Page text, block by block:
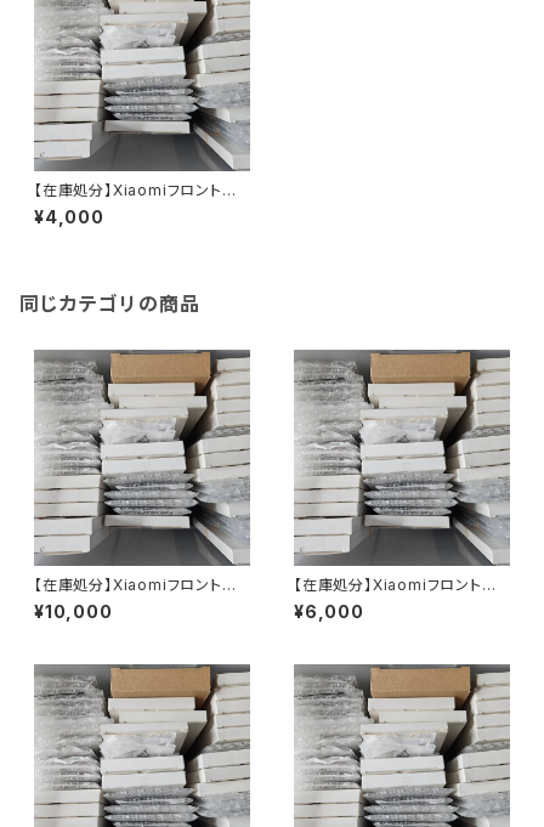
【在庫処分】Xiaomiフロントパ
ネル（4,000円均一）
¥4,000
同じカテゴリの商品
【在庫処分】Xiaomiフロントパ
ネル（10,000円均一）
¥10,000
【在庫処分】Xiaomiフロントパ
ネル（6,000円均一）
¥6,000